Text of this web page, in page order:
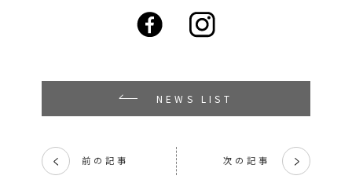
NEWS LIST
く 前の記事 次の記事 く